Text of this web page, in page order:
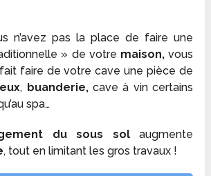
n’avez pas la place de faire une
» de votre maison,vous
faire de votre cave une pièce de
, buanderie,cave à vin certains
spa…
du sous solaugmente
, tout en limitant les gros travaux !